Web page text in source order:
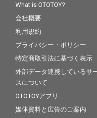
What is OTOTOY?
会社概要
利用規約
プライバシー・ポリシー
特定商取引法に基づく表示
外部データ連携しているサ
スについて
OTOTOYアプリ
媒体資料と広告のご案内